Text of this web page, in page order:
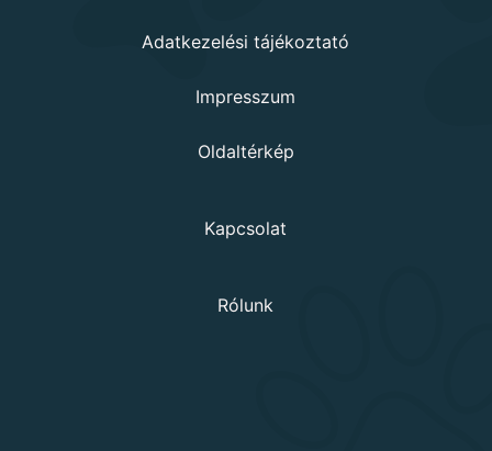
Adatkezelési tájékoztató
Impresszum
Oldaltérkép
Kapcsolat
Rólunk